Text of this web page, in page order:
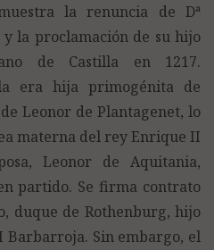
la renuncia de Dª
la proclamación de su hijo
de Castilla en 1217.
era hija primogénita de
Leonor de Plantagenet, lo
materna del rey Enrique II
Leonor de Aquitania,
partido. Se firma contrato
duque de Rothenburg, hijo
Barbarroja. Sin embargo, el